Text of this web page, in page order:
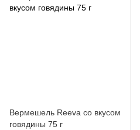
Вермешель Reeva со вкусом
говядины 75 г